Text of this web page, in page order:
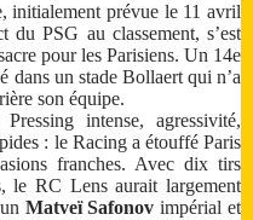
initialement prévue le 11 avril
du PSG au classement, s’est
pour les Parisiens. Un 14e
dans un stade Bollaert qui n’a
son équipe.
intense, agressivité,
: le Racing a étouffé Paris
franches. Avec dix tirs
le RC Lens aurait largement
Matveï Safonov impérial et